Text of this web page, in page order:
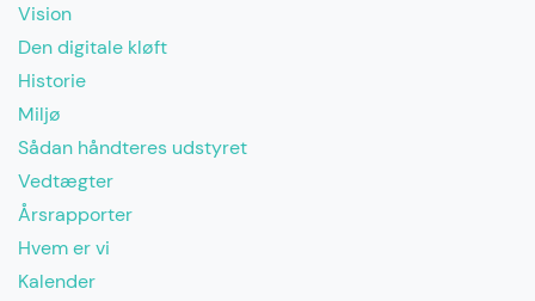
Vision
Den digitale kløft
Historie
Miljø
Sådan håndteres udstyret
Vedtægter
Årsrapporter
Hvem er vi
Kalender